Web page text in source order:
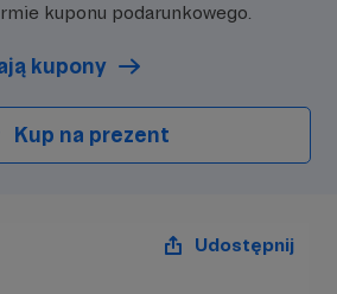
kuponu podarunkowego.
kupony
Kup na prezent
Udostępnij